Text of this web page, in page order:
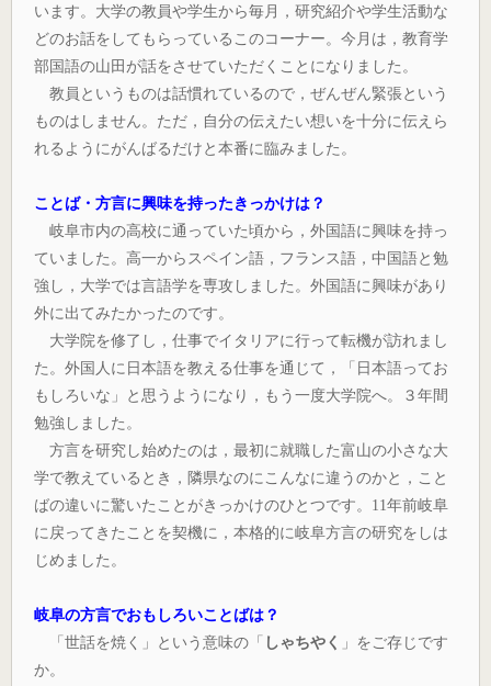
います。大学の教員や学生から毎月，研究紹介や学生活動な
どのお話をしてもらっているこのコーナー。今月は，教育学
部国語の山田が話をさせていただくことになりました。
教員というものは話慣れているので，ぜんぜん緊張という
ものはしません。ただ，自分の伝えたい想いを十分に伝えら
れるようにがんばるだけと本番に臨みました。
ことば・方言に興味を持ったきっかけは？
岐阜市内の高校に通っていた頃から，外国語に興味を持っ
ていました。高一からスペイン語，フランス語，中国語と勉
強し，大学では言語学を専攻しました。外国語に興味があり
外に出てみたかったのです。
大学院を修了し，仕事でイタリアに行って転機が訪れまし
た。外国人に日本語を教える仕事を通じて，「日本語ってお
もしろいな」と思うようになり，もう一度大学院へ。３年間
勉強しました。
方言を研究し始めたのは，最初に就職した富山の小さな大
学で教えているとき，隣県なのにこんなに違うのかと，こと
ばの違いに驚いたことがきっかけのひとつです。11年前岐阜
に戻ってきたことを契機に，本格的に岐阜方言の研究をしは
じめました。
岐阜の方言でおもしろいことばは？
「世話を焼く」という意味の「 しゃちやく 」をご存じです
か。